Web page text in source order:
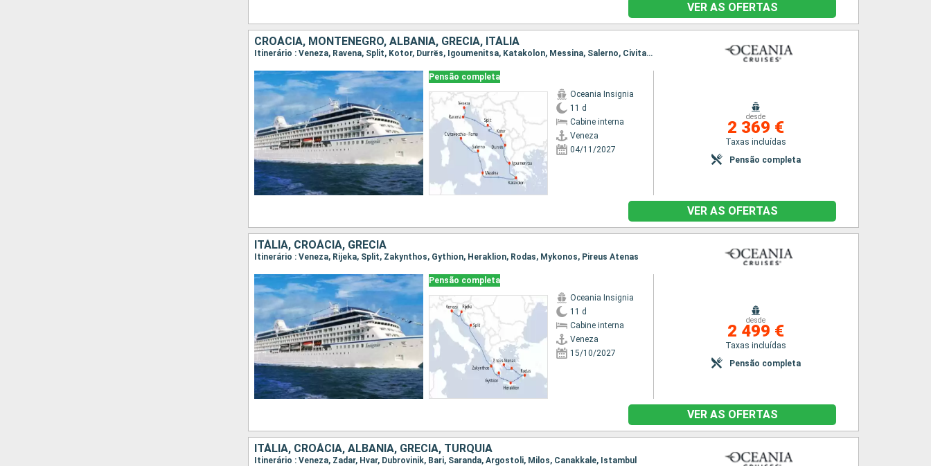
VER AS OFERTAS
CROÁCIA, MONTENEGRO, ALBÂNIA, GRÉCIA, ITÁLIA
Itinerário : Veneza, Ravena, Split, Kotor, Durrës, Igoumenitsa, Katakolon, Messina, Salerno, Civitavecchia - Roma
Pensão completa
Oceania Insignia
11 d
Cabine interna
Veneza
04/11/2027
desde
2 369 €
Taxas incluídas
Pensão completa
VER AS OFERTAS
ITÁLIA, CROÁCIA, GRÉCIA
Itinerário : Veneza, Rijeka, Split, Zakynthos, Gythion, Heraklion, Rodas, Mykonos, Pireus Atenas
Pensão completa
Oceania Insignia
11 d
Cabine interna
Veneza
15/10/2027
desde
2 499 €
Taxas incluídas
Pensão completa
VER AS OFERTAS
ITÁLIA, CROÁCIA, ALBÂNIA, GRÉCIA, TURQUIA
Itinerário : Veneza, Zadar, Hvar, Dubrovinik, Bari, Saranda, Argostoli, Milos, Canakkale, Istambul